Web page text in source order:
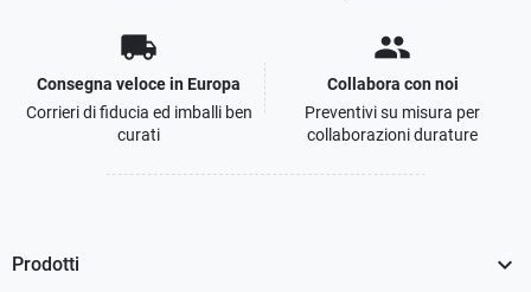
local_shipping
Consegna veloce in Europa
Corrieri di fiducia ed imballi ben
curati
people
Collabora con noi
Preventivi su misura per
collaborazioni durature
Prodotti 